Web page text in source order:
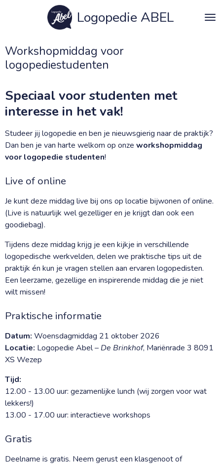
de
hoofdinhoud
Logopedie ABEL
Workshopmiddag voor
logopediestudenten
Speciaal voor studenten met
interesse in het vak!
Studeer jij logopedie en ben je nieuwsgierig naar de praktijk?
Dan ben je van harte welkom op onze workshopmiddag
voor logopedie studenten!
Live of online
Je kunt deze middag live bij ons op locatie bijwonen of online.
(Live is natuurlijk wel gezelliger en je krijgt dan ook een
goodiebag).
Tijdens deze middag krijg je een kijkje in verschillende
logopedische werkvelden, delen we praktische tips uit de
praktijk én kun je vragen stellen aan ervaren logopedisten.
Een leerzame, gezellige en inspirerende middag die je niet
wilt missen!
Praktische informatie
Datum: Woensdagmiddag 21 oktober 2026
Locatie: Logopedie Abel – De Brinkhof, Mariënrade 3 8091
XS Wezep
Tijd:
12.00 - 13.00 uur: gezamenlijke lunch (wij zorgen voor wat
lekkers!)
13.00 - 17.00 uur: interactieve workshops
Gratis
Deelname is gratis. Neem gerust een klasgenoot of